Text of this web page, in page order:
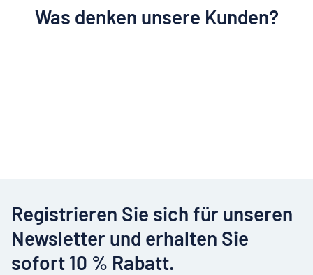
Was denken unsere Kunden?
Registrieren Sie sich für unseren
Newsletter und erhalten Sie
sofort 10 % Rabatt.